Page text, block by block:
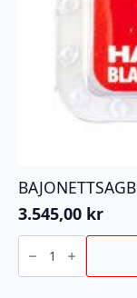
3.545,00 kr
BAJONETTSAGBL
TO
300MM